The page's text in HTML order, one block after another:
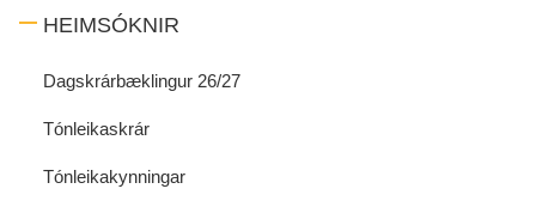
HEIMSÓKNIR
Dagskrárbæklingur 26/27
Tónleikaskrár
Tónleikakynningar